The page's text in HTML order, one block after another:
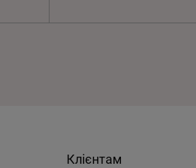
Клієнтам